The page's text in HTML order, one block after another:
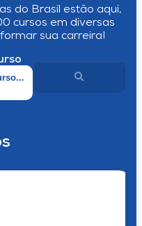
do Brasil estão aqui,
cursos em diversas
sua carreira!